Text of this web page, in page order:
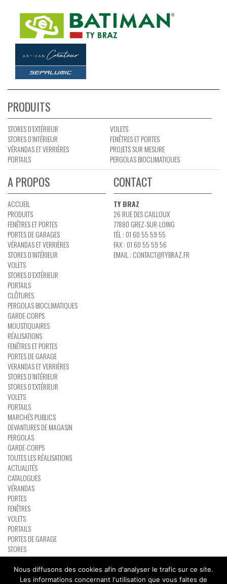
PRODUITS
STORES D’EXTÉRIEUR
STORES D’INTÉRIEUR
VÉRANDAS ET VERRIÈRES
PORTAILS
VOLETS
FENÊTRES ET PORTES
PROJETS SUR MESURE
PERGOLAS BIOCLIMATIQUES
A PROPOS
ACCUEIL
PRODUITS
FENÊTRES ET PORTES
PORTES DE GARAGES
VÉRANDAS ET VERRIÈRES
STORES D’INTÉRIEUR
VOLETS
STORES D’EXTÉRIEUR
PORTAILS
CLÔTURES
PERGOLAS BIOCLIMATIQUES
GARDE-CORPS
MOUSTIQUAIRES
RÉALISATIONS
FENÊTRES ET PORTES
PORTES DE GARAGE
VERANDAS ET VERRIÈRES
STORES D’INTÉRIEUR
STORES D’EXTÉRIEUR
VOLETS
PORTAILS
MARCHÉS PUBLICS
DEVANTURES DE MAGASIN
PERGOLAS
GARDE-CORPS
TOUTES LES RÉALISATIONS
ACTUALITÉS
CATALOGUES
VÉRANDAS
PORTES
FENÊTRES
VOLETS
PORTAILS
PORTES DE GARAGE
STORES
PERGOLAS
RÉSEAU PARTENAIRE BATIMAN
CONTACT
CONTACT
TY BRAZ
26 RUE DES CAILLOUX
77880 GREZ-SUR-LOING
TÉL : 01 60 55 59 55
FAX : 01 60 55 59 56
EMAIL : CONTACT@TYBRAZ.FR
Nous diffusons des cookies afin d'analyser le trafic sur ce site.
Les informations concernant l'utilisation que vous faites de